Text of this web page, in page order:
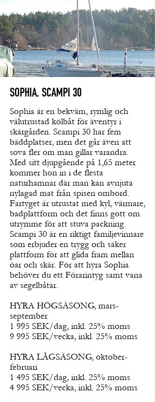
SOPHIA, SCAMPI 30
Sophia är en bekväm, rymlig och
välutrustad kölbåt för äventyr i
skärgården. Scampi 30 har fem
bäddplatser, men det går även att
sova fler om man gillar varandra.
Med sitt djupgående på 1,65 meter
kommer hon in i de flesta
naturhamnar där man kan avnjuta
nylagad mat från spisen ombord.
Fartyget är utrustat med kyl, värmare,
badplattform och det finns gott om
utrymme för att stuva packning.
Scampi 30 är en riktigt familjevinnare
som erbjuder en trygg och säker
plattform för att glida fram mellan
öar och skär. För att hyra Sophia
behöver du ett Förarintyg samt vana
av segelbåtar.
HYRA HÖGSÄSONG, mars-
september
1 995 SEK/dag, inkl. 25% moms
9 995 SEK/vecka, inkl. 25% moms
HYRA LÅGSÄSONG, oktober-
februari
1 495 SEK/dag, inkl. 25% moms
4 995 SEK/vecka, inkl. 25% moms